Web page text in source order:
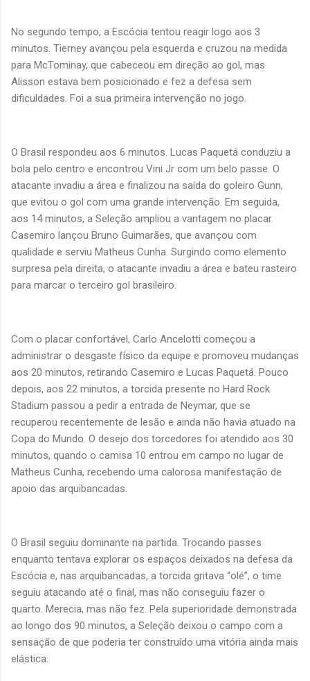
No segundo tempo, a Escócia tentou reagir logo aos 3
minutos. Tierney avançou pela esquerda e cruzou na medida
para McTominay, que cabeceou em direção ao gol, mas
Alisson estava bem posicionado e fez a defesa sem
dificuldades. Foi a sua primeira intervenção no jogo.
O Brasil respondeu aos 6 minutos. Lucas Paquetá conduziu a
bola pelo centro e encontrou Vini Jr com um belo passe. O
atacante invadiu a área e finalizou na saída do goleiro Gunn,
que evitou o gol com uma grande intervenção. Em seguida,
aos 14 minutos, a Seleção ampliou a vantagem no placar.
Casemiro lançou Bruno Guimarães, que avançou com
qualidade e serviu Matheus Cunha. Surgindo como elemento
surpresa pela direita, o atacante invadiu a área e bateu rasteiro
para marcar o terceiro gol brasileiro.
Com o placar confortável, Carlo Ancelotti começou a
administrar o desgaste físico da equipe e promoveu mudanças
aos 20 minutos, retirando Casemiro e Lucas Paquetá. Pouco
depois, aos 22 minutos, a torcida presente no Hard Rock
Stadium passou a pedir a entrada de Neymar, que se
recuperou recentemente de lesão e ainda não havia atuado na
Copa do Mundo. O desejo dos torcedores foi atendido aos 30
minutos, quando o camisa 10 entrou em campo no lugar de
Matheus Cunha, recebendo uma calorosa manifestação de
apoio das arquibancadas.
O Brasil seguiu dominante na partida. Trocando passes
enquanto tentava explorar os espaços deixados na defesa da
Escócia e, nas arquibancadas, a torcida gritava “olé”, o time
seguiu atacando até o final, mas não conseguiu fazer o
quarto. Merecia, mas não fez. Pela superioridade demonstrada
ao longo dos 90 minutos, a Seleção deixou o campo com a
sensação de que poderia ter construído uma vitória ainda mais
elástica.